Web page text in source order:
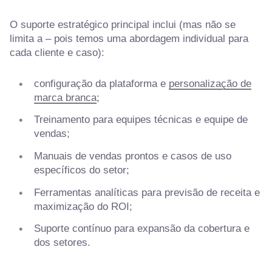
O suporte estratégico principal inclui (mas não se
limita a – pois temos uma abordagem individual para
cada cliente e caso):
configuração da plataforma e personalização de
marca branca;
Treinamento para equipes técnicas e equipe de
vendas;
Manuais de vendas prontos e casos de uso
específicos do setor;
Ferramentas analíticas para previsão de receita e
maximização do ROI;
Suporte contínuo para expansão da cobertura e
dos setores.